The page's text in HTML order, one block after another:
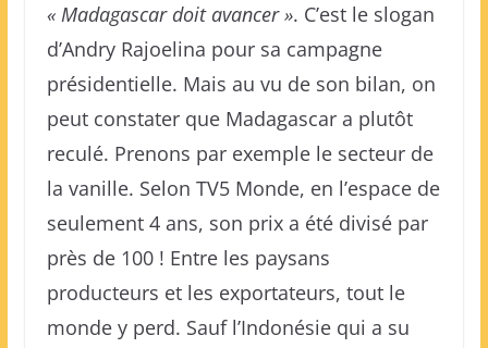
« Madagascar doit avancer ». C’est le slogan
d’Andry Rajoelina pour sa campagne
présidentielle. Mais au vu de son bilan, on
peut constater que Madagascar a plutôt
reculé. Prenons par exemple le secteur de
la vanille. Selon TV5 Monde, en l’espace de
seulement 4 ans, son prix a été divisé par
près de 100 ! Entre les paysans
producteurs et les exportateurs, tout le
monde y perd. Sauf l’Indonésie qui a su